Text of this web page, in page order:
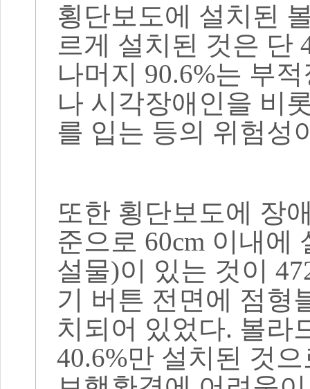
횡단보도에 설치된
르게 설치된 것은 단
나머지 90.6%는 부
나 시각장애인을 비
를 입는 등의 위험성
또한 횡단보도에 장
준으로 60cm 이내에
설물)이 있는 것이
기 버튼 전면에 점형
치되어 있었다. 볼라
40.6%만 설치된 것